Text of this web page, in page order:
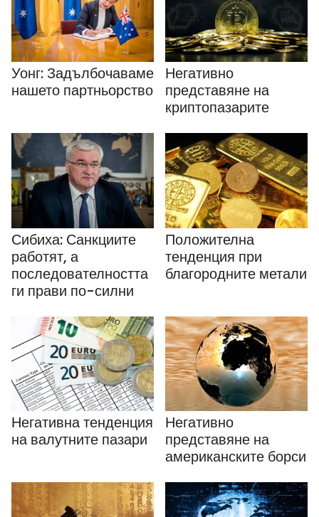
Уонг: Задълбочаваме
нашето партньорство
Негативно
представяне на
криптопазарите
Сибиха: Санкциите
работят, а
последователността
ги прави по-силни
Положителна
тенденция при
благородните метали
Негативна тенденция
на валутните пазари
Негативно
представяне на
американските борси